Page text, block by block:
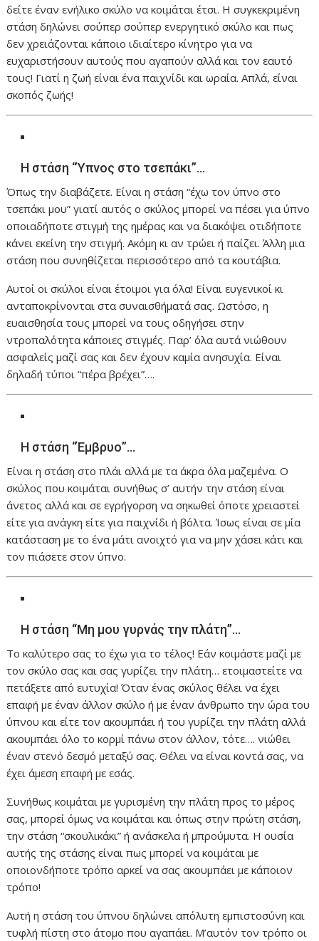
δείτε έναν ενήλικο σκύλο να κοιμάται έτσι. Η συγκεκριμένη
στάση δηλώνει σούπερ σούπερ ενεργητικό σκύλο και πως
δεν χρειάζονται κάποιο ιδιαίτερο κίνητρο για να
ευχαριστήσουν αυτούς που αγαπούν αλλά και τον εαυτό
τους! Γιατί η ζωή είναι ένα παιχνίδι και ωραία. Απλά, είναι
σκοπός ζωής!
Η στάση “Ύπνος στο τσεπάκι”…
Όπως την διαβάζετε. Είναι η στάση “έχω τον ύπνο στο
τσεπάκι μου” γιατί αυτός ο σκύλος μπορεί να πέσει για ύπνο
οποιαδήποτε στιγμή της ημέρας και να διακόψει οτιδήποτε
κάνει εκείνη την στιγμή. Ακόμη κι αν τρώει ή παίζει. Άλλη μια
στάση που συνηθίζεται περισσότερο από τα κουτάβια.
Αυτοί οι σκύλοι είναι έτοιμοι για όλα! Είναι ευγενικοί κι
ανταποκρίνονται στα συναισθήματά σας. Ωστόσο, η
ευαισθησία τους μπορεί να τους οδηγήσει στην
ντροπαλότητα κάποιες στιγμές. Παρ’ όλα αυτά νιώθουν
ασφαλείς μαζί σας και δεν έχουν καμία ανησυχία. Είναι
δηλαδή τύποι “πέρα βρέχει”….
Η στάση “Έμβρυο”…
Είναι η στάση στο πλάι αλλά με τα άκρα όλα μαζεμένα. Ο
σκύλος που κοιμάται συνήθως σ’ αυτήν την στάση είναι
άνετος αλλά και σε εγρήγορση να σηκωθεί όποτε χρειαστεί
είτε για ανάγκη είτε για παιχνίδι ή βόλτα. Ίσως είναι σε μία
κατάσταση με το ένα μάτι ανοιχτό για να μην χάσει κάτι και
τον πιάσετε στον ύπνο.
Η στάση “Μη μου γυρνάς την πλάτη”…
Το καλύτερο σας το έχω για το τέλος! Εάν κοιμάστε μαζί με
τον σκύλο σας και σας γυρίζει την πλάτη… ετοιμαστείτε να
πετάξετε από ευτυχία! Όταν ένας σκύλος θέλει να έχει
επαφή με έναν άλλον σκύλο ή με έναν άνθρωπο την ώρα του
ύπνου και είτε τον ακουμπάει ή του γυρίζει την πλάτη αλλά
ακουμπάει όλο το κορμί πάνω στον άλλον, τότε…. νιώθει
έναν στενό δεσμό μεταξύ σας. Θέλει να είναι κοντά σας, να
έχει άμεση επαφή με εσάς.
Συνήθως κοιμάται με γυρισμένη την πλάτη προς το μέρος
σας, μπορεί όμως να κοιμάται και όπως στην πρώτη στάση,
την στάση “σκουλικάκι” ή ανάσκελα ή μπρούμυτα. Η ουσία
αυτής της στάσης είναι πως μπορεί να κοιμάται με
οποιονδήποτε τρόπο αρκεί να σας ακουμπάει με κάποιον
τρόπο!
Αυτή η στάση του ύπνου δηλώνει απόλυτη εμπιστοσύνη και
τυφλή πίστη στο άτομο που αγαπάει. Μ’αυτόν τον τρόπο οι